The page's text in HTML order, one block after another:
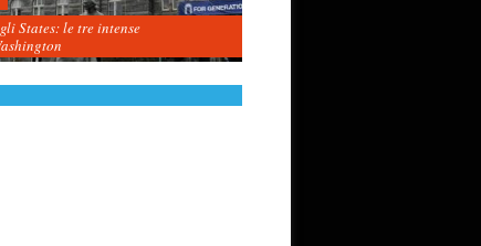
States: le tre intense